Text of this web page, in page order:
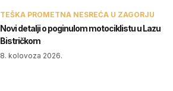
TEŠKA PROMETNA NESREĆA U ZAGORJU
Novi detalji o poginulom motociklistu u Lazu
Bistričkom
8. kolovoza 2026.